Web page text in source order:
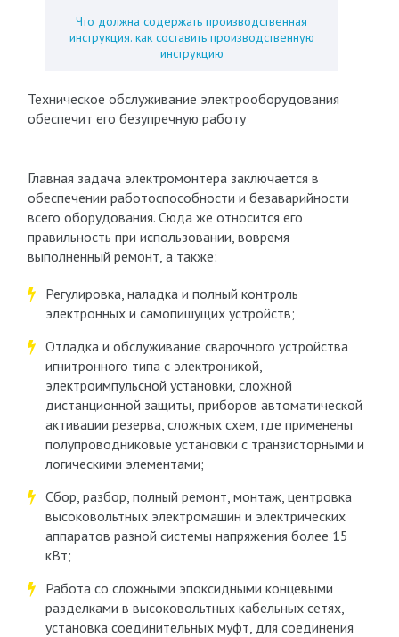
Что должна содержать производственная
инструкция. как составить производственную
инструкцию
Техническое обслуживание электрооборудования
обеспечит его безупречную работу
Главная задача электромонтера заключается в
обеспечении работоспособности и безаварийности
всего оборудования. Сюда же относится его
правильность при использовании, вовремя
выполненный ремонт, а также:
Регулировка, наладка и полный контроль
электронных и самопишущих устройств;
Отладка и обслуживание сварочного устройства
игнитронного типа с электроникой,
электроимпульсной установки, сложной
дистанционной защиты, приборов автоматической
активации резерва, сложных схем, где применены
полупроводниковые установки с транзисторными и
логическими элементами;
Сбор, разбор, полный ремонт, монтаж, центровка
высоковольтных электромашин и электрических
аппаратов разной системы напряжения более 15
кВт;
Работа со сложными эпоксидными концевыми
разделками в высоковольтных кабельных сетях,
установка соединительных муфт, для соединения